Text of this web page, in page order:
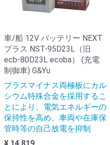
車/船 12V バッテリー NEXT
プラス NST-95D23L（旧
ecb-80D23L ecoba） (充電
制御車) G&Yu
プラスマイナス両極板にカル
シウム特殊合金を採用するこ
とにより、電気エネルギーの
保持性を高め、車両や在庫保
管時等の自己放電を抑制